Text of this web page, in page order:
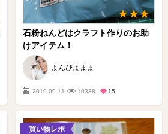
石粉ねんどはクラフト作りのお助
けアイテム！
よんぴよまま
2019.09.11 10338 15
買い物レポ